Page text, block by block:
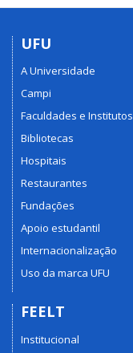
UFU
A Universidade
Campi
Faculdades e Institutos
Bibliotecas
Hospitais
Restaurantes
Fundações
Apoio estudantil
Internacionalização
Uso da marca UFU
FEELT
Institucional